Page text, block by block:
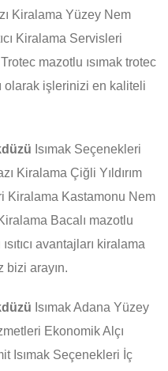
Kiralama Yüzey Nem
Kiralama Servisleri
mazotlu ısımak trotec
olarak işlerinizi en kaliteli
Isımak Seçenekleri
Kiralama Çiğli Yıldırım
Kiralama Kastamonu Nem
Bacalı mazotlu
avantajları kiralama
bizi arayın.
Isımak Adana Yüzey
Ekonomik Alçı
Isımak Seçenekleri İç